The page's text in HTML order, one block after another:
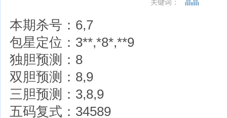
关键词： 晶晶
本期杀号：6,7
包星定位：3**,*8*,**9
独胆预测：8
双胆预测：8,9
三胆预测：3,8,9
五码复式：34589